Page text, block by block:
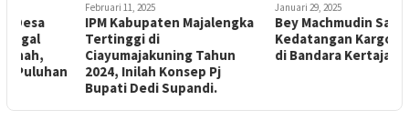
Februari 11, 2025
IPM Kabupaten Majalengka
Tertinggi di
Ciayumajakuning Tahun
2024, Inilah Konsep Pj
Bupati Dedi Supandi.
Januari 29, 2025
Bey Machmudin Sambut
Kedatangan Kargo Perdana
di Bandara Kertajati